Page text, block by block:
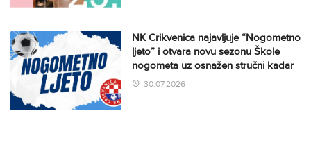
NK Crikvenica najavljuje “Nogometno
ljeto” i otvara novu sezonu Škole
nogometa uz osnažen stručni kadar
30.07.2026